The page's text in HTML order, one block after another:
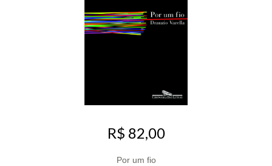
R$ 82,00
Por um fio